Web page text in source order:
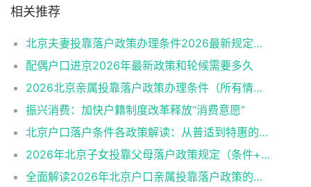
相关推荐
北京夫妻投靠落户政策办理条件2026最新规定消息
配偶户口进京2026年最新政策和轮候需要多久
2026北京亲属投靠落户政策办理条件（所有情况）
振兴消费：加快户籍制度改革释放“消费意愿”
北京户口落户条件各政策解读：从普适到特惠的多维通道
2026年北京子女投靠父母落户政策规定（条件+材料+流程）
全面解读2026年北京户口亲属投靠落户政策的各类情形